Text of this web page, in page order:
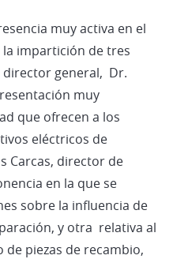
muy activa en el
impartición de tres
director general, Dr.
muy
que ofrecen a los
eléctricos de
Carcas, director de
en la que se
sobre la influencia de
y otra relativa al
piezas de recambio,